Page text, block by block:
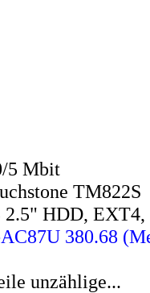
5 Mbit
TM822S
2.5" HDD,
380.68
unzählige...